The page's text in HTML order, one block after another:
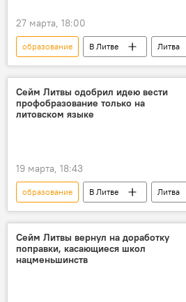
27 марта, 18:00
образование В Литве
Литва
Общество
военные расходы
расходы на оборонку
финансы
расходы
Сейм Литвы одобрил идею вести
профобразование только на
литовском языке
19 марта, 18:43
образование В Литве
Литва
профобразование
русский язык
литовский язык
Политика
Общество
Сейм Литвы вернул на доработку
поправки, касающиеся школ
нацменьшинств